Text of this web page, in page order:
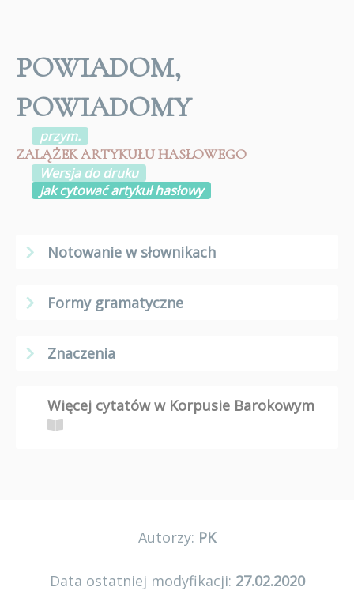
POWIADOM,
POWIADOMY
przym.
ZALĄŻEK ARTYKUŁU HASŁOWEGO
Wersja do druku
Jak cytować artykuł hasłowy
Notowanie w słownikach
Formy gramatyczne
Znaczenia
Więcej cytatów w Korpusie Barokowym
Autorzy: PK
Data ostatniej modyfikacji: 27.02.2020